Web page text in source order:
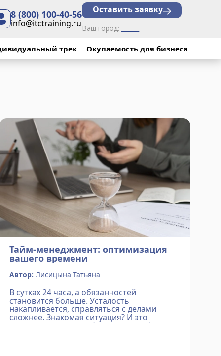
8 (800) 100-40-56
info@itctraining.ru
Оставить заявку
Ваш город:
трек Окупаемость для бизнеса
Тайм-менеджмент: оптимизация
вашего времени
Автор: Лисицына Татьяна
В сутках 24 часа, а обязанностей
становится больше. Усталость
накапливается, справляться с делами
сложнее. Знакомая ситуация? И это
неудивительно: чем больше мы работаем,